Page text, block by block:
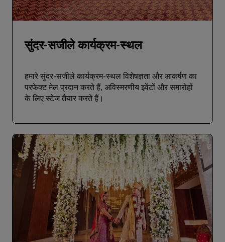
सुंदर-सजीले कार्यक्रम-स्थल
हमारे सुंदर-सजीले कार्यक्रम-स्थल विशेषज्ञता और आकर्षण का
परफेक्‍ट मेल प्रदान करते हैं, अविस्मरणीय इवेंटों और समारोहों
के लिए स्‍टेज तैयार करते हैं।